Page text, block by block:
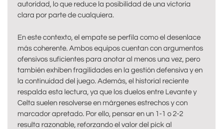
autoridad, lo que reduce la posibilidad de una victoria
clara por parte de cualquiera.
En este contexto, el empate se perfila como el desenlace
más coherente. Ambos equipos cuentan con argumentos
ofensivos suficientes para anotar al menos una vez, pero
también exhiben fragilidades en la gestión defensiva y en
la continuidad del juego. Además, el historial reciente
respalda esta lectura, ya que los duelos entre Levante y
Celta suelen resolverse en márgenes estrechos y con
marcador apretado. Por ello, pensar en un 1-1 o 2-2
resulta razonable, reforzando el valor del pick al